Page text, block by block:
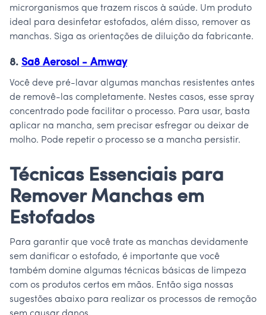
microrganismos que trazem riscos à saúde. Um produto
ideal para desinfetar estofados, além disso, remover as
manchas. Siga as orientações de diluição da fabricante.
8. Sa8 Aerosol - Amway
Você deve pré-lavar algumas manchas resistentes antes
de removê-las completamente. Nestes casos, esse spray
concentrado pode facilitar o processo. Para usar, basta
aplicar na mancha, sem precisar esfregar ou deixar de
molho. Pode repetir o processo se a mancha persistir.
Técnicas Essenciais para
Remover Manchas em
Estofados
Para garantir que você trate as manchas devidamente
sem danificar o estofado, é importante que você
também domine algumas técnicas básicas de limpeza
com os produtos certos em mãos. Então siga nossas
sugestões abaixo para realizar os processos de remoção